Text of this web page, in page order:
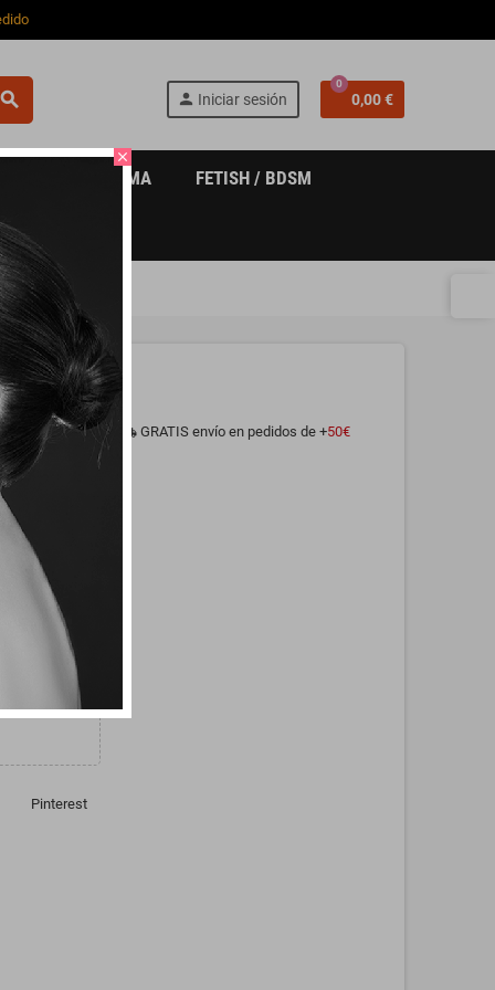
search person Iniciar sesión
0
0,00 €
ÍNTIMA FETISH / BDSM
rojo de
Pinterest
local_shippingGRATIS envío en pedidos de +50€
close